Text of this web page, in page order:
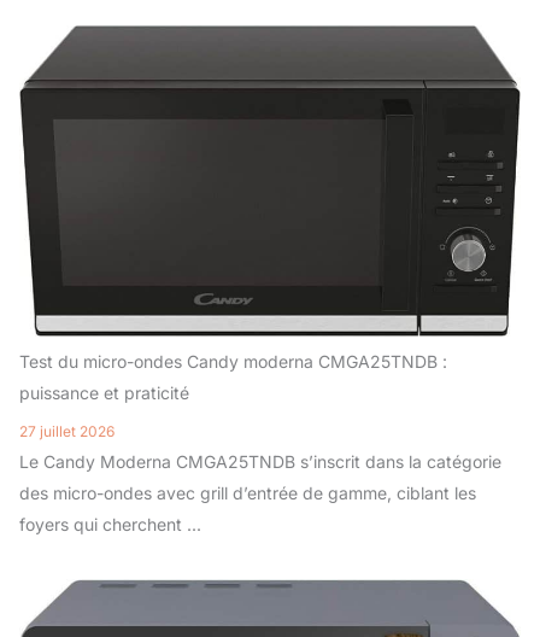
Test du micro-ondes Candy moderna CMGA25TNDB :
puissance et praticité
27 juillet 2026
Le Candy Moderna CMGA25TNDB s’inscrit dans la catégorie
des micro-ondes avec grill d’entrée de gamme, ciblant les
foyers qui cherchent ...